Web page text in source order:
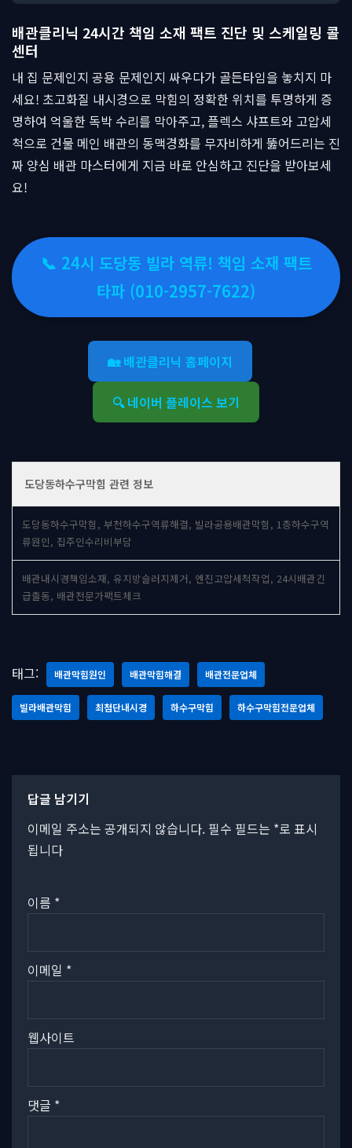
배관클리닉 24시간 책임 소재 팩트 진단 및 스케일링 콜
센터
내 집 문제인지 공용 문제인지 싸우다가 골든타임을 놓치지 마
세요! 초고화질 내시경으로 막힘의 정확한 위치를 투명하게 증
명하여 억울한 독박 수리를 막아주고, 플렉스 샤프트와 고압세
척으로 건물 메인 배관의 동맥경화를 무자비하게 뚫어드리는 진
짜 양심 배관 마스터에게 지금 바로 안심하고 진단을 받아보세
요!
📞 24시 도당동 빌라 역류! 책임 소재 팩트
타파 (010-2957-7622)
🏡 배관클리닉 홈페이지
🔍 네이버 플레이스 보기
도당동하수구막힘 관련 정보
도당동하수구막힘, 부천하수구역류해결, 빌라공용배관막힘, 1층하수구역
류원인, 집주인수리비부담
배관내시경책임소재, 유지방슬러지제거, 엔진고압세척작업, 24시배관긴
급출동, 배관전문가팩트체크
태그: 배관막힘원인 배관막힘해결 배관전문업체
빌라배관막힘 최첨단내시경 하수구막힘 하수구막힘전문업체
답글 남기기
이메일 주소는 공개되지 않습니다. 필수 필드는 *로 표시
됩니다
이름 *
이메일 *
웹사이트
댓글 *